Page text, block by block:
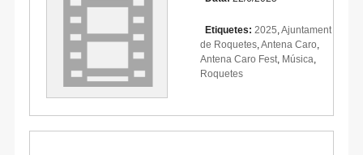
Etiquetes: 2025 Ajuntament
de Roquetes Antena Caro
Antena Caro Fest Música
Roquetes